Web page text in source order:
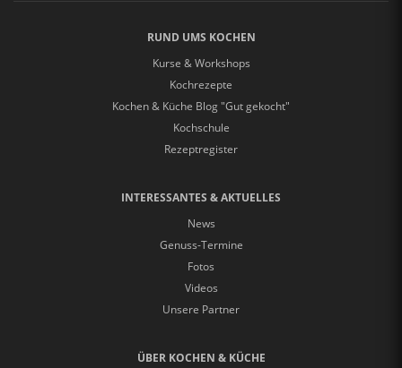
RUND UMS KOCHEN
Kurse & Workshops
Kochrezepte
Kochen & Küche Blog "Gut gekocht"
Kochschule
Rezeptregister
INTERESSANTES & AKTUELLES
News
Genuss-Termine
Fotos
Videos
Unsere Partner
ÜBER KOCHEN & KÜCHE